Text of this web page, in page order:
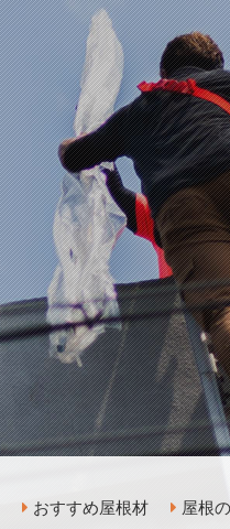
おすすめ屋根材 屋根